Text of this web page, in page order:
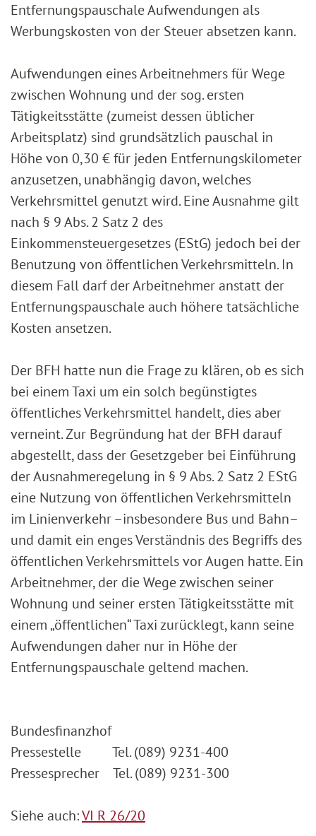
Entfernungspauschale Aufwendungen als
Werbungskosten von der Steuer absetzen kann.
Aufwendungen eines Arbeitnehmers für Wege
zwischen Wohnung und der sog. ersten
Tätigkeitsstätte (zumeist dessen üblicher
Arbeitsplatz) sind grundsätzlich pauschal in
Höhe von 0,30 € für jeden Entfernungskilometer
anzusetzen, unabhängig davon, welches
Verkehrsmittel genutzt wird. Eine Ausnahme gilt
nach § 9 Abs. 2 Satz 2 des
Einkommensteuergesetzes (EStG) jedoch bei der
Benutzung von öffentlichen Verkehrsmitteln. In
diesem Fall darf der Arbeitnehmer anstatt der
Entfernungspauschale auch höhere tatsächliche
Kosten ansetzen.
Der BFH hatte nun die Frage zu klären, ob es sich
bei einem Taxi um ein solch begünstigtes
öffentliches Verkehrsmittel handelt, dies aber
verneint. Zur Begründung hat der BFH darauf
abgestellt, dass der Gesetzgeber bei Einführung
der Ausnahmeregelung in § 9 Abs. 2 Satz 2 EStG
eine Nutzung von öffentlichen Verkehrsmitteln
im Linienverkehr –insbesondere Bus und Bahn–
und damit ein enges Verständnis des Begriffs des
öffentlichen Verkehrsmittels vor Augen hatte. Ein
Arbeitnehmer, der die Wege zwischen seiner
Wohnung und seiner ersten Tätigkeitsstätte mit
einem „öffentlichen“ Taxi zurücklegt, kann seine
Aufwendungen daher nur in Höhe der
Entfernungspauschale geltend machen.
Bundesfinanzhof
Pressestelle Tel. (089) 9231-400
Pressesprecher Tel. (089) 9231-300
Siehe auch:VI R 26/20